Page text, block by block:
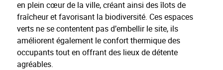
en plein cœur de la ville, créant ainsi des îlots de
fraîcheur et favorisant la biodiversité. Ces espaces
verts ne se contentent pas d’embellir le site, ils
améliorent également le confort thermique des
occupants tout en offrant des lieux de détente
agréables.